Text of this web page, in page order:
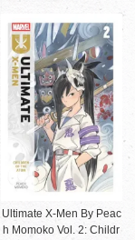
Ultimate X-Men By Peac
h Momoko Vol. 2: Childr